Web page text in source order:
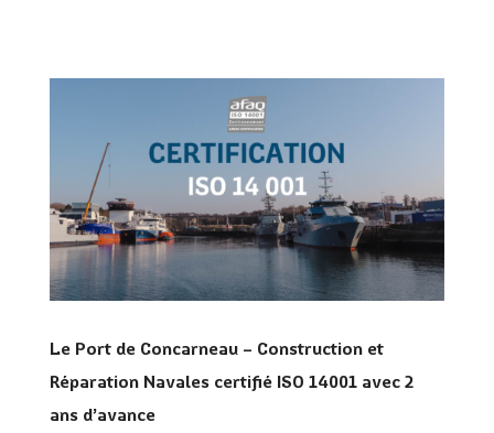
Le Port de Concarneau – Construction et
Réparation Navales certifié ISO 14001 avec 2
ans d’avance